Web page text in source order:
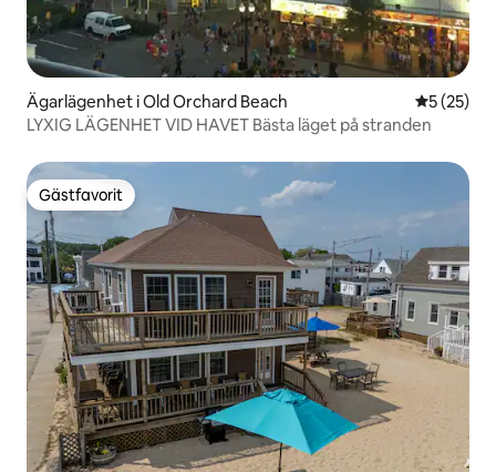
Ägarlägenhet i Old Orchard Beach 5 av 5 i
5 (25)
LYXIG LÄGENHET VID HAVET Bästa läget på stranden
Gästfavorit
Gästfavorit